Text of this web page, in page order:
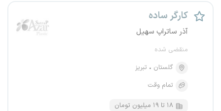
کارگر ساده
آذر ساتراپ سهیل
منقضی شده
گلستان
تبریز
تمام وقت
۱۸ تا ۱۹ میلیون تومان